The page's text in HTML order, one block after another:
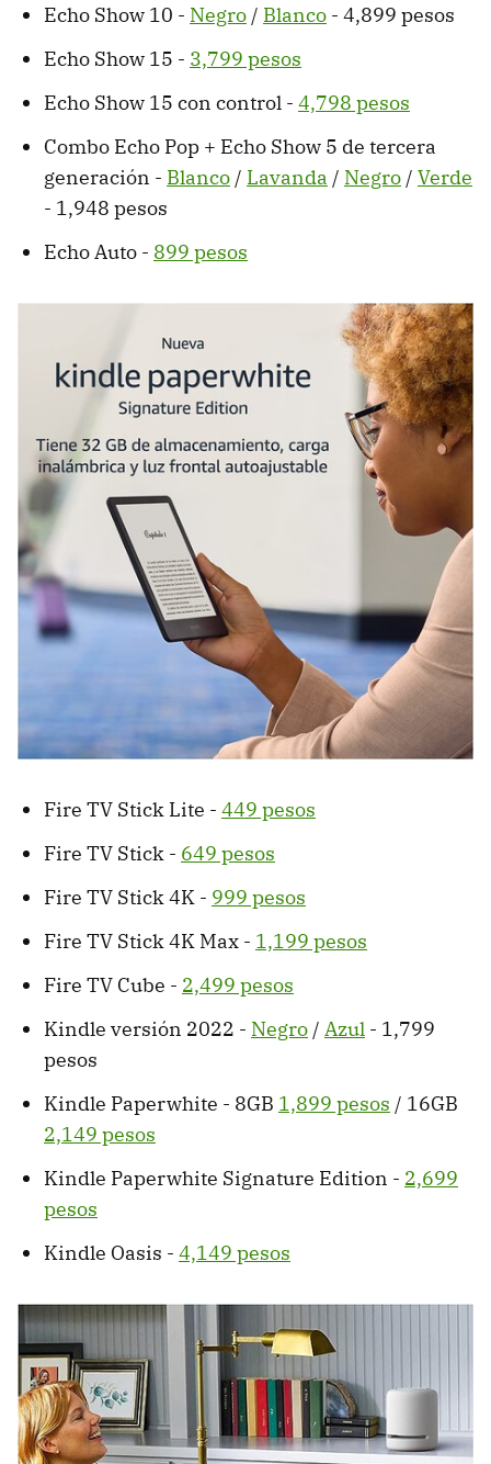
Echo Show 10 - Negro / Blanco - 4,899 pesos
Echo Show 15 - 3,799 pesos
Echo Show 15 con control - 4,798 pesos
Combo Echo Pop + Echo Show 5 de tercera
generación - Blanco / Lavanda / Negro / Verde
- 1,948 pesos
Echo Auto - 899 pesos
Fire TV Stick Lite - 449 pesos
Fire TV Stick - 649 pesos
Fire TV Stick 4K - 999 pesos
Fire TV Stick 4K Max - 1,199 pesos
Fire TV Cube - 2,499 pesos
Kindle versión 2022 - Negro / Azul - 1,799
pesos
Kindle Paperwhite - 8GB 1,899 pesos / 16GB
2,149 pesos
Kindle Paperwhite Signature Edition - 2,699
pesos
Kindle Oasis - 4,149 pesos